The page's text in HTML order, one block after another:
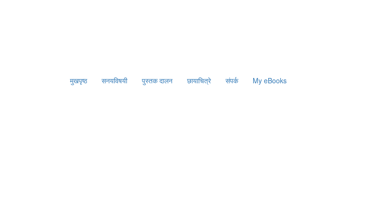
मुखपृष्ठ सनयविषयी पुस्तक दालन छायाचित्रे संपर्क My eBooks